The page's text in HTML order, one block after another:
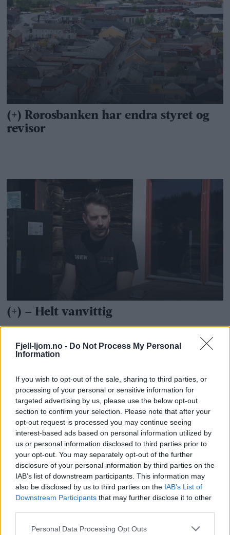
Fjell-ljom.no - Do Not Process My Personal
Information
If you wish to opt-out of the sale, sharing to third parties, or
processing of your personal or sensitive information for
targeted advertising by us, please use the below opt-out
section to confirm your selection. Please note that after your
opt-out request is processed you may continue seeing
interest-based ads based on personal information utilized by
us or personal information disclosed to third parties prior to
your opt-out. You may separately opt-out of the further
disclosure of your personal information by third parties on the
IAB’s list of downstream participants. This information may
also be disclosed by us to third parties on the IAB’s List of
Downstream Participants that may further disclose it to other
Personal Data Processing Opt Outs